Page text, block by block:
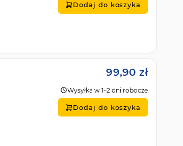
Dodaj do koszyka
99,90 zł
Wysyłka w 1–2 dni robocze
Dodaj do koszyka